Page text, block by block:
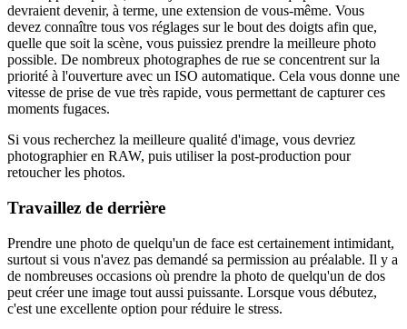
devraient devenir, à terme, une extension de vous-même. Vous
devez connaître tous vos réglages sur le bout des doigts afin que,
quelle que soit la scène, vous puissiez prendre la meilleure photo
possible. De nombreux photographes de rue se concentrent sur la
priorité à l'ouverture avec un ISO automatique. Cela vous donne une
vitesse de prise de vue très rapide, vous permettant de capturer ces
moments fugaces.
Si vous recherchez la meilleure qualité d'image, vous devriez
photographier en RAW, puis utiliser la post-production pour
retoucher les photos.
Travaillez de derrière
Prendre une photo de quelqu'un de face est certainement intimidant,
surtout si vous n'avez pas demandé sa permission au préalable. Il y a
de nombreuses occasions où prendre la photo de quelqu'un de dos
peut créer une image tout aussi puissante. Lorsque vous débutez,
c'est une excellente option pour réduire le stress.